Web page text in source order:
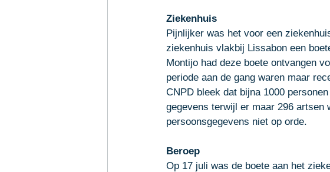
Ziekenhuis
Pijnlijker was het voor een
ziekenhuis vlakbij Lissabon een
Montijo had deze boete ontvangen
periode aan de gang waren maar
CNPD bleek dat bijna 1000
gegevens terwijl er maar 296 artsen
persoonsgegevens niet op orde.
Beroep
Op 17 juli was de boete aan het